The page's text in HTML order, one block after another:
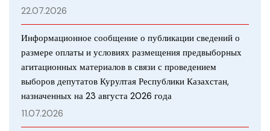
22.07.2026
Информационное сообщение о публикации сведений о
размере оплаты и условиях размещения предвыборных
агитационных материалов в связи с проведением
выборов депутатов Курултая Республики Казахстан,
назначенных на 23 августа 2026 года
11.07.2026